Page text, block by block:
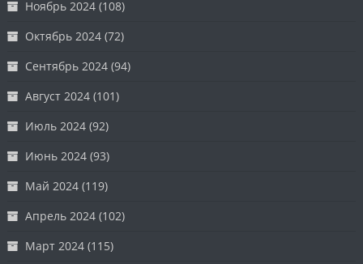
Ноябрь 2024 (108)
Октябрь 2024 (72)
Сентябрь 2024 (94)
Август 2024 (101)
Июль 2024 (92)
Июнь 2024 (93)
Май 2024 (119)
Апрель 2024 (102)
Март 2024 (115)